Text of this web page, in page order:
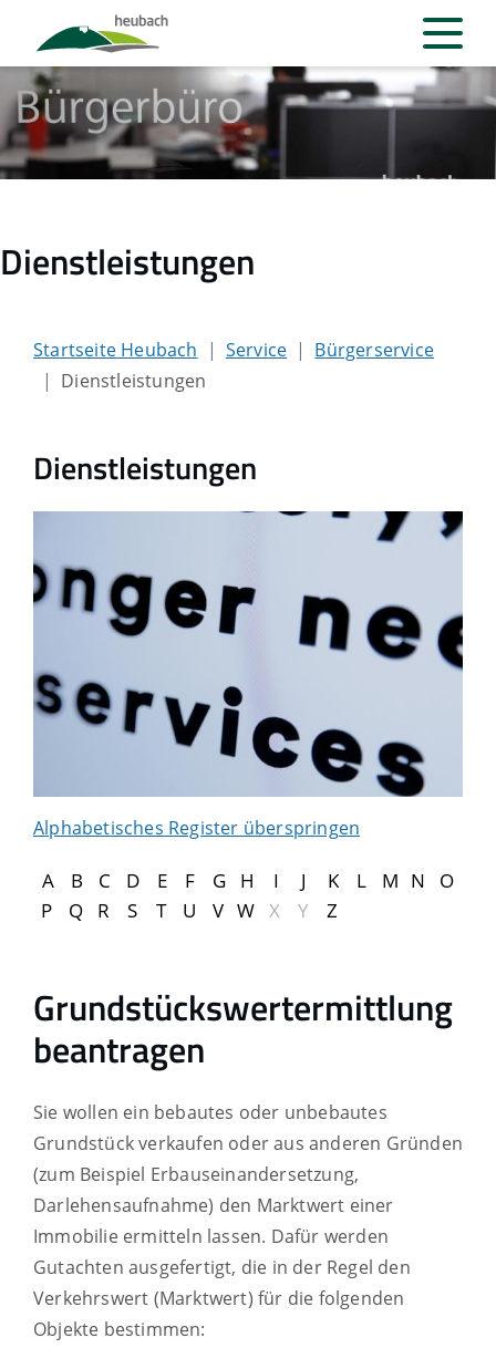
Dienstleistungen
Startseite Heubach Service
Bürgerservice
Dienstleistungen
Dienstleistungen
Alphabetisches Register überspringen
A B C D E F G H I J K L M N
O
P
Q R S T U V W X Y Z
Grundstückswertermittlung
beantragen
Sie wollen ein bebautes oder unbebautes
Grundstück verkaufen oder aus anderen Gründen
(zum Beispiel Erbauseinandersetzung,
Darlehensaufnahme) den Marktwert einer
Immobilie ermitteln lassen. Dafür werden
Gutachten ausgefertigt, die in der Regel den
Verkehrswert (Marktwert) für die folgenden
Objekte bestimmen: